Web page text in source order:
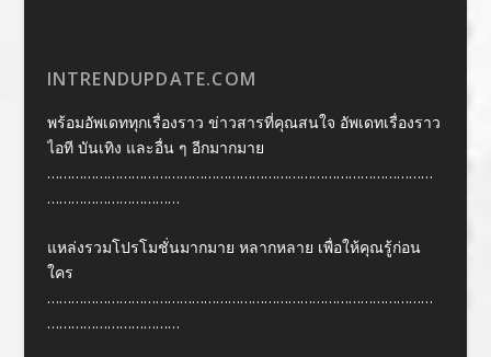
INTRENDUPDATE.COM
พร้อมอัพเดททุกเรื่องราว ข่าวสารที่คุณสนใจ อัพเดทเรื่องราว
ไอที บันเทิง และอื่น ๆ อีกมากมาย
……………………………………………………………………………………
……………………………
แหล่งรวมโปรโมชั่นมากมาย หลากหลาย เพื่อให้คุณรู้ก่อน
ใคร
……………………………………………………………………………………
……………………………